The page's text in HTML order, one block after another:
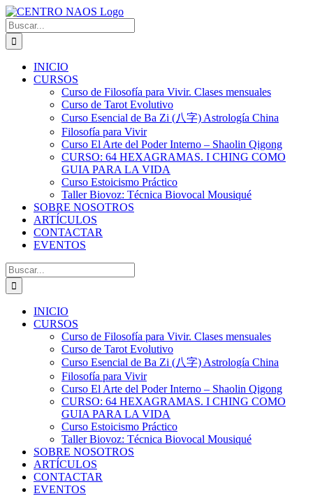
Saltar
al
contenido
Buscar:
INICIO
CURSOS
Curso de Filosofía para Vivir. Clases mensuales
Curso de Tarot Evolutivo
Curso Esencial de Ba Zi (八字) Astrología China
Filosofía para Vivir
Curso El Arte del Poder Interno – Shaolin Qigong
CURSO: 64 HEXAGRAMAS. I CHING COMO
GUIA PARA LA VIDA
Curso Estoicismo Práctico
Taller Biovoz: Técnica Biovocal Mousiqué
SOBRE NOSOTROS
ARTÍCULOS
CONTACTAR
EVENTOS
Buscar:
INICIO
CURSOS
Curso de Filosofía para Vivir. Clases mensuales
Curso de Tarot Evolutivo
Curso Esencial de Ba Zi (八字) Astrología China
Filosofía para Vivir
Curso El Arte del Poder Interno – Shaolin Qigong
CURSO: 64 HEXAGRAMAS. I CHING COMO
GUIA PARA LA VIDA
Curso Estoicismo Práctico
Taller Biovoz: Técnica Biovocal Mousiqué
SOBRE NOSOTROS
ARTÍCULOS
CONTACTAR
EVENTOS